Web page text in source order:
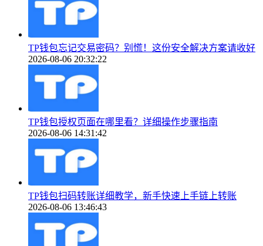
TP钱包忘记交易密码？别慌！这份安全解决方案请收好
2026-08-06 20:32:22
TP钱包授权页面在哪里看？详细操作步骤指南
2026-08-06 14:31:42
TP钱包扫码转账详细教学，新手快速上手链上转账
2026-08-06 13:46:43